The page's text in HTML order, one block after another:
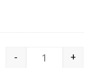
11 Onion
- +